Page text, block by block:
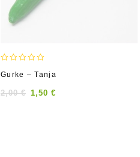
out
of
Gurke – Tanja
2,00€ 1,50 €